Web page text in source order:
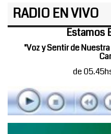
RADIO EN VIVO
Estamos
"Voz y Sentir de
de